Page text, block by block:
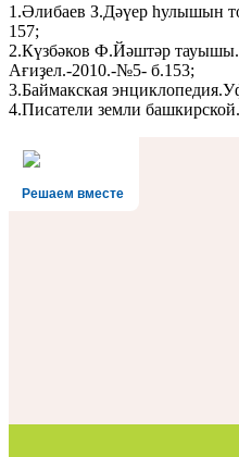
1.Әлибаев З.Дәүер һулышын
157;
2.Күзбәков Ф.Йәштәр
Ағиҙел.-2010.-№5- б.153;
3.Баймакская
4.Писатели земли
Решаем вместе